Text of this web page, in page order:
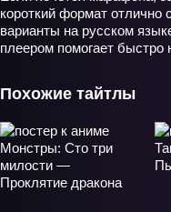
короткий формат отлично
варианты на русском
плеером помогает быстро
Похожие тайтлы